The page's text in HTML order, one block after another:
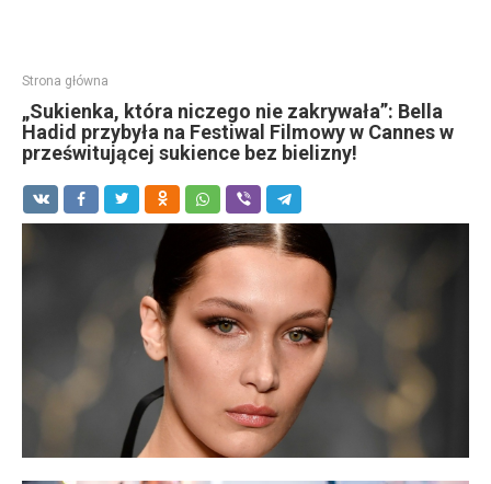
Strona główna
„Sukienka, która niczego nie zakrywała”: Bella
Hadid przybyła na Festiwal Filmowy w Cannes w
prześwitującej sukience bez bielizny!